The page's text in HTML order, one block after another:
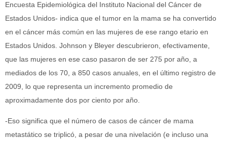
Encuesta Epidemiológica del Instituto Nacional del Cáncer de
Estados Unidos- indica que el tumor en la mama se ha convertido
en el cáncer más común en las mujeres de ese rango etario en
Estados Unidos. Johnson y Bleyer descubrieron, efectivamente,
que las mujeres en ese caso pasaron de ser 275 por año, a
mediados de los 70, a 850 casos anuales, en el último registro de
2009, lo que representa un incremento promedio de
aproximadamente dos por ciento por año.
-Eso significa que el número de casos de cáncer de mama
metastático se triplicó, a pesar de una nivelación (e incluso una